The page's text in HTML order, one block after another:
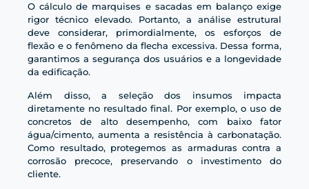
O cálculo de marquises e sacadas em balanço exige
rigor técnico elevado. Portanto, a análise estrutural
deve considerar, primordialmente, os esforços de
flexão e o fenômeno da flecha excessiva. Dessa forma,
garantimos a segurança dos usuários e a longevidade
da edificação.
Além disso, a seleção dos insumos impacta
diretamente no resultado final. Por exemplo, o uso de
concretos de alto desempenho, com baixo fator
água/cimento, aumenta a resistência à carbonatação.
Como resultado, protegemos as armaduras contra a
corrosão precoce, preservando o investimento do
cliente.